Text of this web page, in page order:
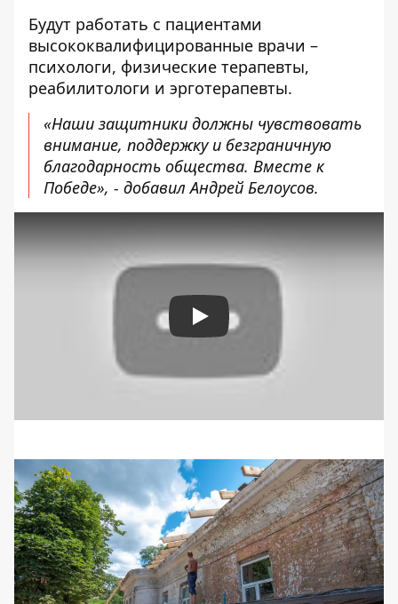
Будут работать с пациентами
высококвалифицированные врачи –
психологи, физические терапевты,
реабилитологи и эрготерапевты.
«Наши защитники должны чувствовать
внимание, поддержку и безграничную
благодарность общества. Вместе к
Победе», - добавил Андрей Белоусов.
Play